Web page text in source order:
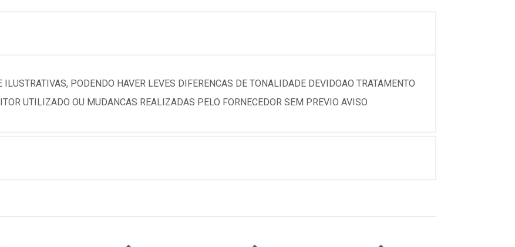
PODENDO HAVER LEVES DIFERENCAS DE TONALIDADE DEVIDOAO TRATAMENTO
UTILIZADO OU MUDANCAS REALIZADAS PELO FORNECEDOR SEM PREVIO AVISO.